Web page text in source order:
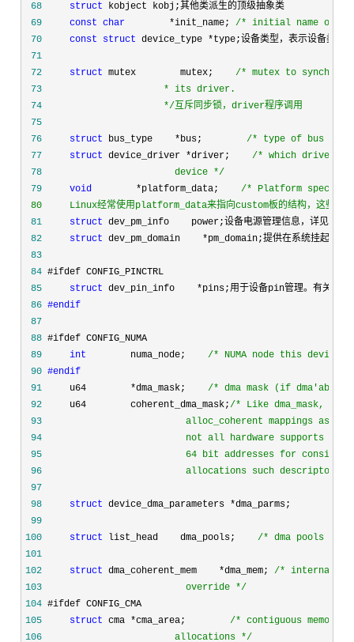
68
struct
69
const char
        *init_name;
/* initial name of
70
const struct device_type *
71
72
struct mutex        mutex; /*
73
74
*/互斥同步锁，driver程序调用
75
76
struct bus_type    *bus; /* type of bus
77
struct device_driver *driver; /*
78
                       device
*/
79
void
        *platform_data;
/* Platform
80     Linux经常使用platform_data来指向custom板的结构，这些结构
81
struct
82
struct dev_pm_domain    *
83
84
85
struct dev_pin_info    *pins;用于设备pin管理。 有关详
86 #endif
87
88
89
int
        numa_node;
/* NUMA node this
90 #endif
91
     u64        *dma_mask;
/* dma mask (if dma'able
92
     u64        coherent_dma_mask;
/*
93
94
95
96
                         allocations such descriptors.
97
98
struct device_dma_parameters *
99
100
struct list_head    dma_pools; /* dma pools (if
101
102
struct dma_coherent_mem    *dma_mem; /*
103
                         override
*/
104
105
struct cma *cma_area; /*
106
                       allocations
*/